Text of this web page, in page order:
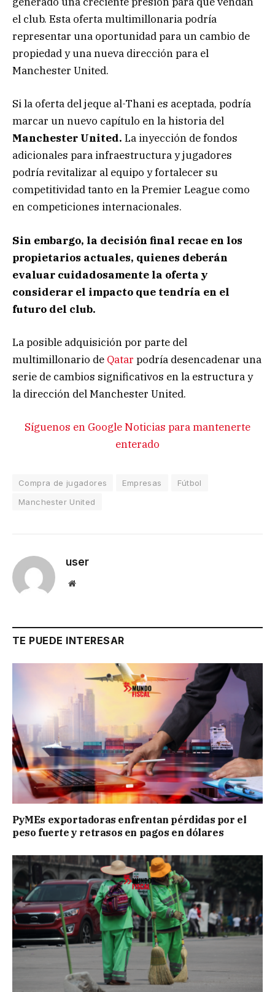
el club. Esta oferta multimillonaria podría
representar una oportunidad para un cambio de
propiedad y una nueva dirección para el
Manchester United.
Si la oferta del jeque al-Thani es aceptada, podría
marcar un nuevo capítulo en la historia del
Manchester United. La inyección de fondos
adicionales para infraestructura y jugadores
podría revitalizar al equipo y fortalecer su
competitividad tanto en la Premier League como
en competiciones internacionales.
Sin embargo, la decisión final recae en los
propietarios actuales, quienes deberán
evaluar cuidadosamente la oferta y
considerar el impacto que tendría en el
futuro del club.
La posible adquisición por parte del
multimillonario de Qatar podría desencadenar una
serie de cambios significativos en la estructura y
la dirección del Manchester United.
Síguenos en Google Noticias para mantenerte
enterado
Compra de jugadores Empresas
Fútbol
Manchester United
user
Website
TE PUEDE INTERESAR
PyMEs exportadoras enfrentan pérdidas por el
peso fuerte y retrasos en pagos en dólares